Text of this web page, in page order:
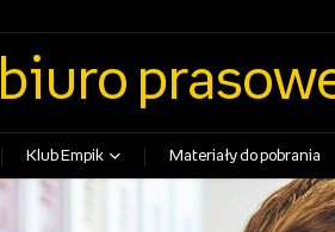
biuro
Klub Empik Materiały do pobrania